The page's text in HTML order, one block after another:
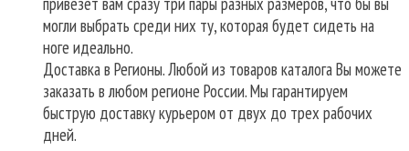
могли выбрать среди них ту, которая будет сидеть на
ноге идеально.
Доставка в Регионы. Любой из товаров каталога Вы можете
заказать в любом регионе России. Мы гарантируем
быструю доставку курьером от двух до трех рабочих
дней.